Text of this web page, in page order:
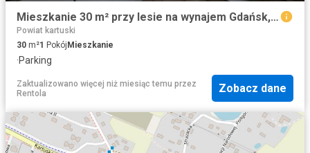
Mieszkanie 30 m² przy lesie na wynajem Gdańsk, Osowa
Powiat kartuski
30 m²1 Pokój Mieszkanie
·Parking
Zaktualizowano więcej niż miesiąc temu przez
Rentola
Zobacz dane